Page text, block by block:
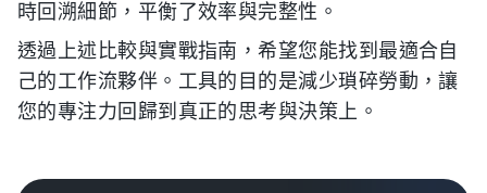
時回溯細節，平衡了效率與完整性。
透過上述比較與實戰指南，希望您能找到最適合自
己的工作流夥伴。工具的目的是減少瑣碎勞動，讓
您的專注力回歸到真正的思考與決策上。